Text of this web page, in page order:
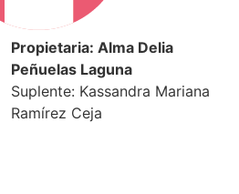
Propietaria: Alma Delia
Peñuelas Laguna
Suplente: Kassandra Mariana
Ramírez Ceja